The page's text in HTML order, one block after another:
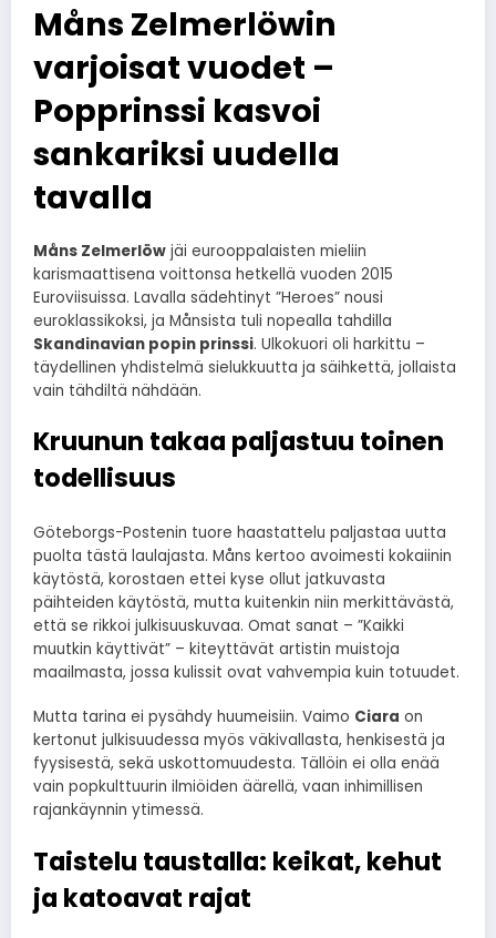
Måns Zelmerlöwin
varjoisat vuodet –
Popprinssi kasvoi
sankariksi uudella
tavalla
Måns Zelmerlöw jäi eurooppalaisten mieliin
karismaattisena voittonsa hetkellä vuoden 2015
Euroviisuissa. Lavalla sädehtinyt ”Heroes” nousi
euroklassikoksi, ja Månsista tuli nopealla tahdilla
Skandinavian popin prinssi. Ulkokuori oli harkittu –
täydellinen yhdistelmä sielukkuutta ja säihkettä, jollaista
vain tähdiltä nähdään.
Kruunun takaa paljastuu toinen
todellisuus
Göteborgs-Postenin tuore haastattelu paljastaa uutta
puolta tästä laulajasta. Måns kertoo avoimesti kokaiinin
käytöstä, korostaen ettei kyse ollut jatkuvasta
päihteiden käytöstä, mutta kuitenkin niin merkittävästä,
että se rikkoi julkisuuskuvaa. Omat sanat – ”Kaikki
muutkin käyttivät” – kiteyttävät artistin muistoja
maailmasta, jossa kulissit ovat vahvempia kuin totuudet.
Mutta tarina ei pysähdy huumeisiin. Vaimo Ciara on
kertonut julkisuudessa myös väkivallasta, henkisestä ja
fyysisestä, sekä uskottomuudesta. Tällöin ei olla enää
vain popkulttuurin ilmiöiden äärellä, vaan inhimillisen
rajankäynnin ytimessä.
Taistelu taustalla: keikat, kehut
ja katoavat rajat